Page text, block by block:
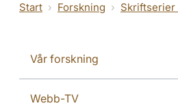
Start Forskning Skriftserier
Vår forskning
Webb-TV